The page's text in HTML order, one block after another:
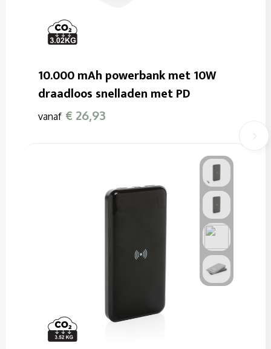
10.000 mAh powerbank met 10W
draadloos snelladen met PD
vanaf € 26,93